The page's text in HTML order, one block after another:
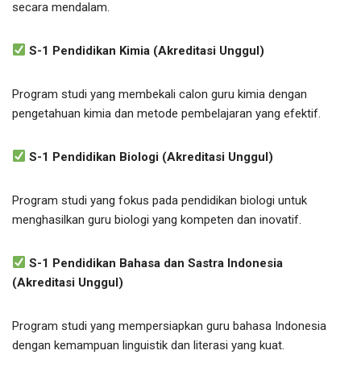
secara mendalam.
S-1 Pendidikan Kimia (Akreditasi Unggul)
Program studi yang membekali calon guru kimia dengan
pengetahuan kimia dan metode pembelajaran yang efektif.
S-1 Pendidikan Biologi (Akreditasi Unggul)
Program studi yang fokus pada pendidikan biologi untuk
menghasilkan guru biologi yang kompeten dan inovatif.
S-1 Pendidikan Bahasa dan Sastra Indonesia
(Akreditasi Unggul)
Program studi yang mempersiapkan guru bahasa Indonesia
dengan kemampuan linguistik dan literasi yang kuat.